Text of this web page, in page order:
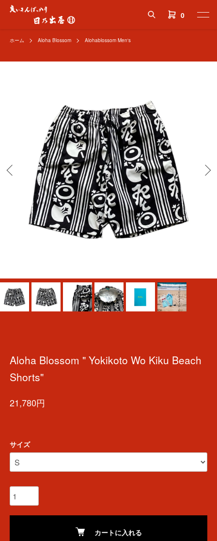
0
ホーム Aloha Blossom Alohablossom Men's
Aloha Blossom " Yokikoto Wo Kiku Beach
Shorts"
21,780円
サイズ
カートに入れる